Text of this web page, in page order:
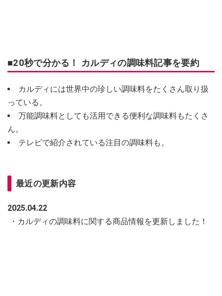
■20秒で分かる！ カルディの調味料記事を要約
カルディには世界中の珍しい調味料をたくさん取り扱
っている。
万能調味料としても活用できる便利な調味料もたくさ
ん。
テレビで紹介されている注目の調味料も。
最近の更新内容
2025.04.22
・カルディの調味料に関する商品情報を更新しました！